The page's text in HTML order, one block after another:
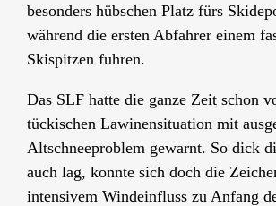
besonders hübschen Platz fürs
während die ersten Abfahrer einem
Skispitzen fuhren.
Das SLF hatte die ganze Zeit schon
tückischen Lawinensituation mit
Altschneeproblem gewarnt. So dick
auch lag, konnte sich doch die
intensivem Windeinfluss zu Anfang